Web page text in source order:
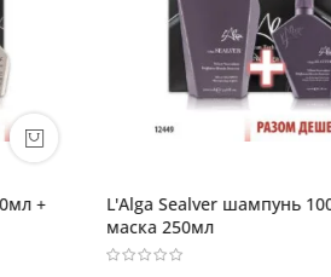
L'Alga Sealver шампунь 1000мл +
маска 250мл